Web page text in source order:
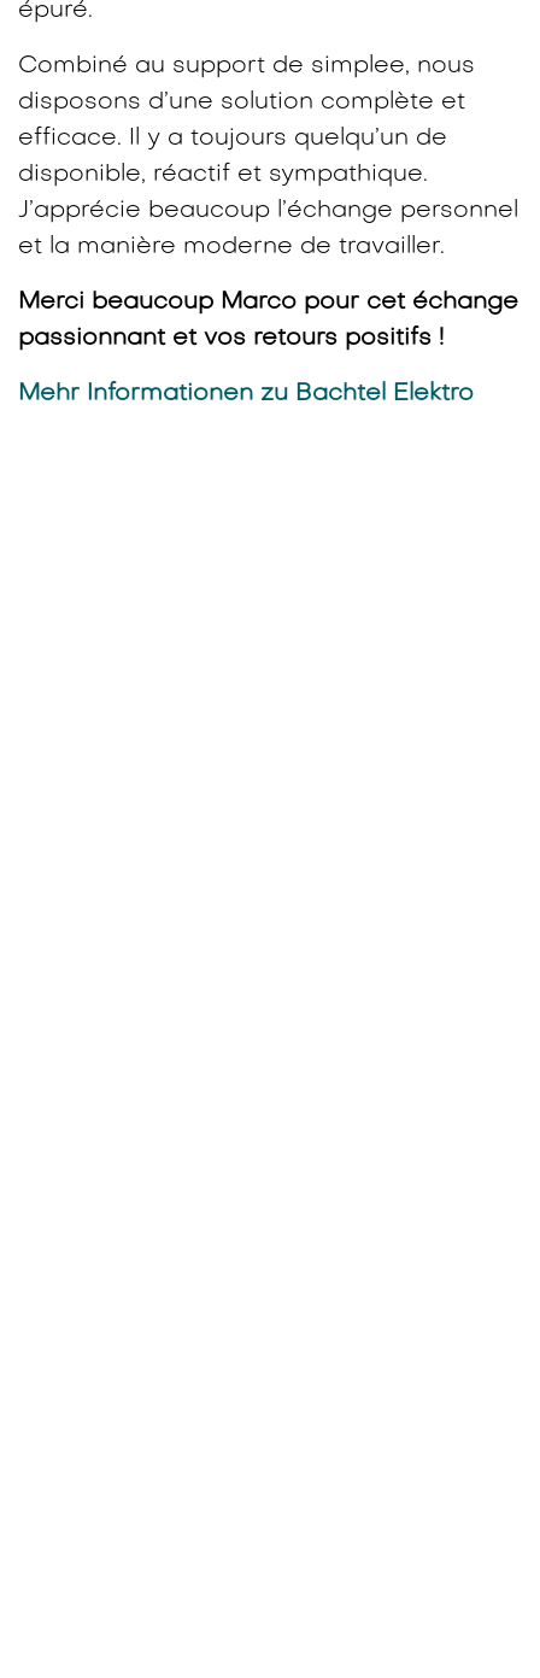
épuré.
Combiné au support de simplee, nous
disposons d’une solution complète et
efficace. Il y a toujours quelqu’un de
disponible, réactif et sympathique.
J’apprécie beaucoup l’échange personnel
et la manière moderne de travailler.
Merci beaucoup Marco pour cet échange
passionnant et vos retours positifs !​
Mehr Informationen zu Bachtel Elektro